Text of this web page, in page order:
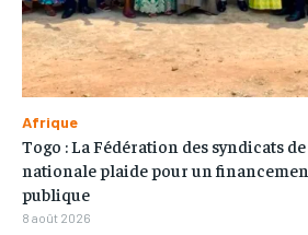
Afrique
Togo : La Fédération des syndicats
nationale plaide pour un
publique
8 août 2026